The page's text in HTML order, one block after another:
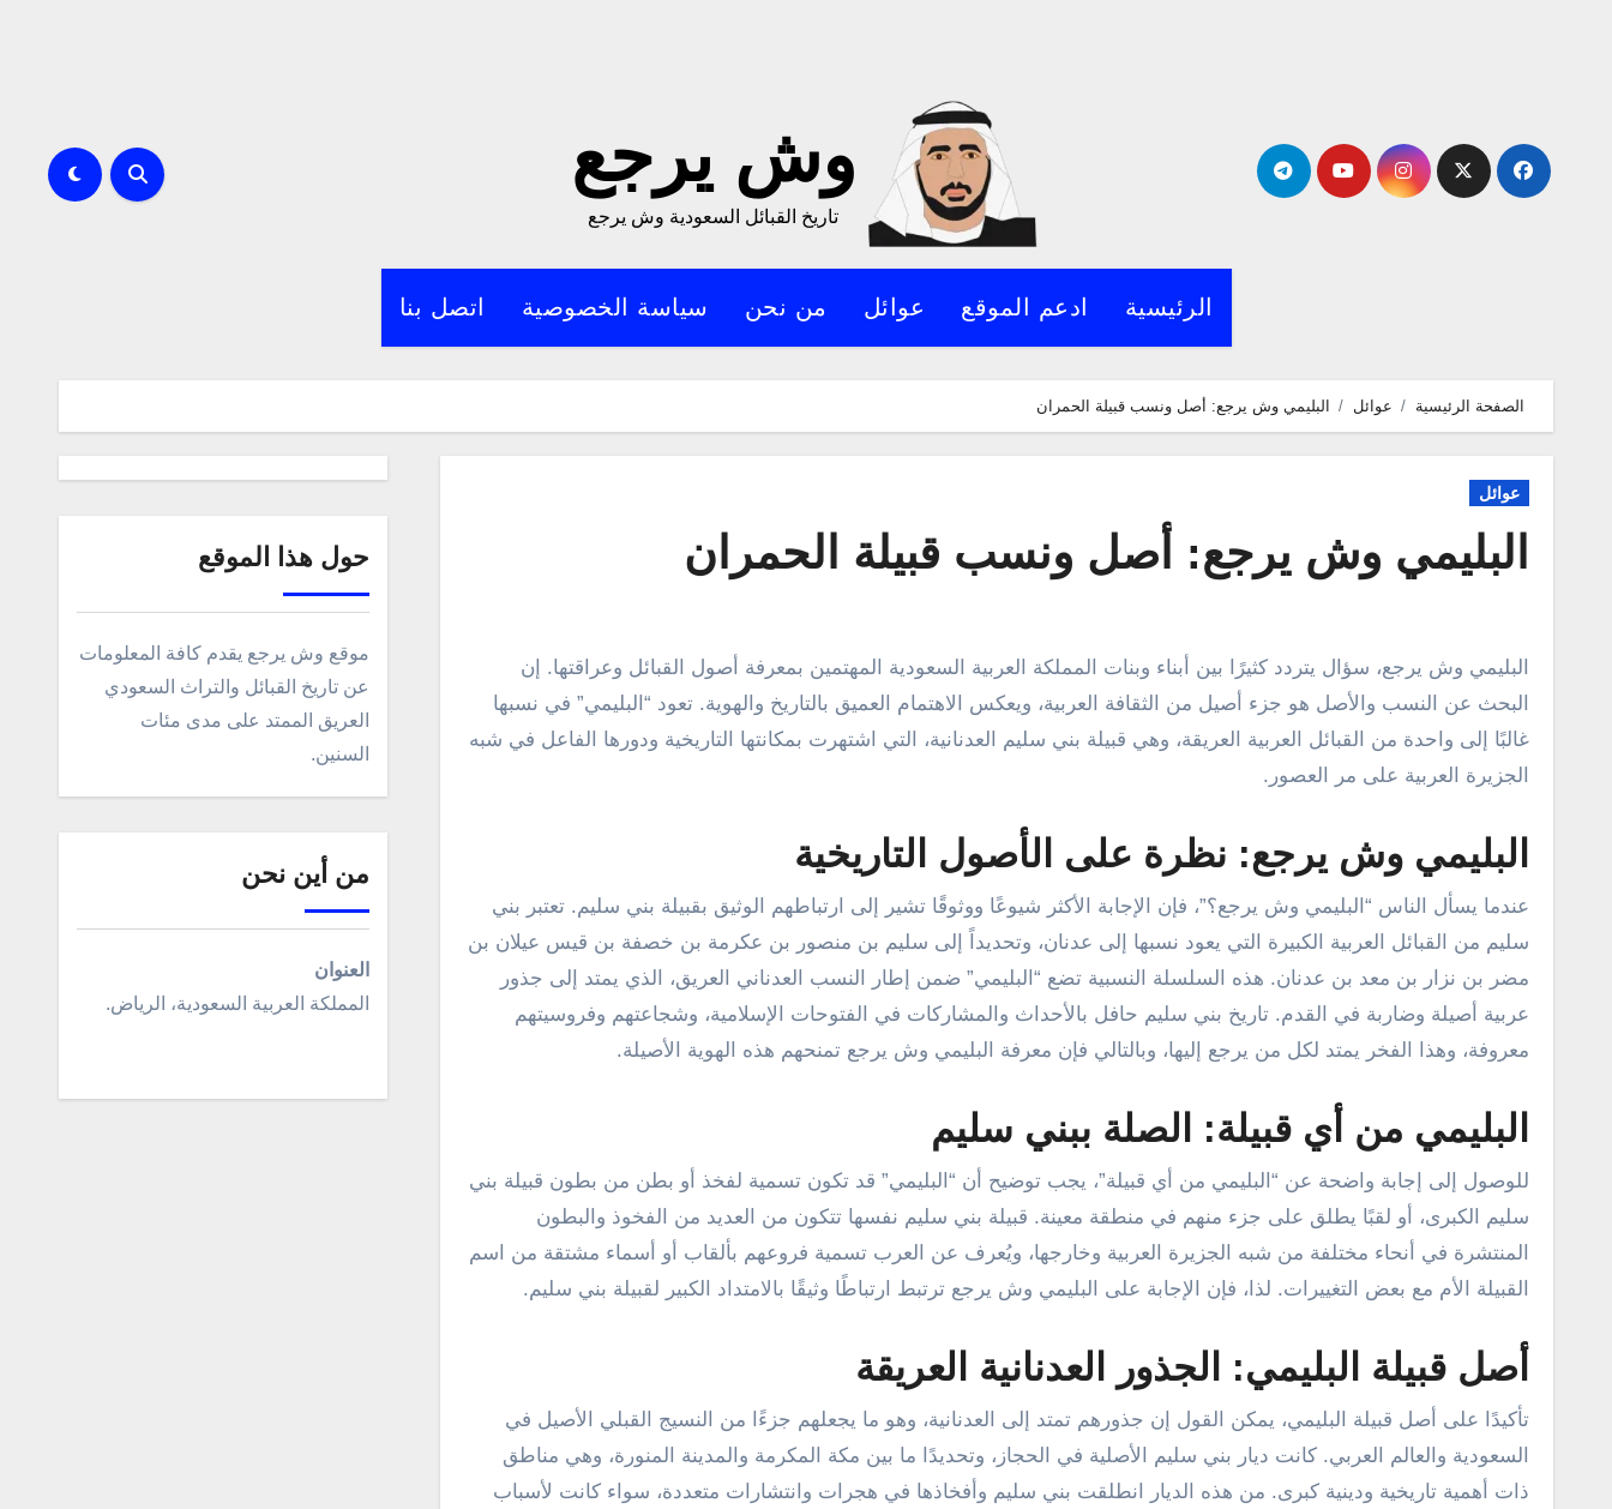
وش يرجع
تاريخ القبائل السعودية وش يرجع
الرئيسية ادعم الموقع عوائل من نحن سياسة الخصوصية اتصل بنا
الصفحة الرئيسية عوائل البليمي وش يرجع: أصل ونسب قبيلة الحمران
عوائل
البليمي وش يرجع: أصل ونسب قبيلة الحمران
البحث عن النسب والأصل هو جزء أصيل من الثقافة العربية، ويعكس الاهتمام العميق بالتاريخ والهوية. تعود “البليمي” في نسبها
غالبًا إلى واحدة من القبائل العربية العريقة، وهي قبيلة بني سليم العدنانية، التي اشتهرت بمكانتها التاريخية ودورها الفاعل في شبه
الجزيرة العربية على مر العصور.
البليمي وش يرجع: نظرة على الأصول التاريخية
عندما يسأل الناس “البليمي وش يرجع؟”، فإن الإجابة الأكثر شيوعًا ووثوقًا تشير إلى ارتباطهم الوثيق بقبيلة بني سليم. تعتبر بني
سليم من القبائل العربية الكبيرة التي يعود نسبها إلى عدنان، وتحديداً إلى سليم بن منصور بن عكرمة بن خصفة بن قيس عيلان بن
مضر بن نزار بن معد بن عدنان. هذه السلسلة النسبية تضع “البليمي” ضمن إطار النسب العدناني العريق، الذي يمتد إلى جذور
عربية أصيلة وضاربة في القدم. تاريخ بني سليم حافل بالأحداث والمشاركات في الفتوحات الإسلامية، وشجاعتهم وفروسيتهم
معروفة، وهذا الفخر يمتد لكل من يرجع إليها، وبالتالي فإن معرفة البليمي وش يرجع تمنحهم هذه الهوية الأصيلة.
البليمي من أي قبيلة: الصلة ببني سليم
للوصول إلى إجابة واضحة عن “البليمي من أي قبيلة”، يجب توضيح أن “البليمي” قد تكون تسمية لفخذ أو بطن من بطون قبيلة بني
سليم الكبرى، أو لقبًا يطلق على جزء منهم في منطقة معينة. قبيلة بني سليم نفسها تتكون من العديد من الفخوذ والبطون
المنتشرة في أنحاء مختلفة من شبه الجزيرة العربية وخارجها، ويُعرف عن العرب تسمية فروعهم بألقاب أو أسماء مشتقة من اسم
القبيلة الأم مع بعض التغييرات. لذا، فإن الإجابة على البليمي وش يرجع ترتبط ارتباطًا وثيقًا بالامتداد الكبير لقبيلة بني سليم.
أصل قبيلة البليمي: الجذور العدنانية العريقة
تأكيدًا على أصل قبيلة البليمي، يمكن القول إن جذورهم تمتد إلى العدنانية، وهو ما يجعلهم جزءًا من النسيج القبلي الأصيل في
السعودية والعالم العربي. كانت ديار بني سليم الأصلية في الحجاز، وتحديدًا ما بين مكة المكرمة والمدينة المنورة، وهي مناطق
ذات أهمية تاريخية ودينية كبرى. من هذه الديار انطلقت بني سليم وأفخاذها في هجرات وانتشارات متعددة، سواء كانت لأسباب
حول هذا الموقع
موقع وش يرجع يقدم كافة المعلومات
عن تاريخ القبائل والتراث السعودي
العريق الممتد على مدى مئات
السنين.
من أين نحن
العنوان
المملكة العربية السعودية، الرياض.